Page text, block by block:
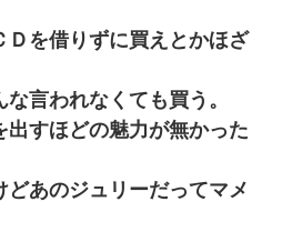
付けてくるし、困っってる」旦那
・
19の女の子にゴックンさせた結果
思を伝えたら。上司「無責任」
（どうせ辞めるし…）→ 思いっきり
Ｄを借りずに買えとかほざ
言われなくても買う。
出すほどの魅力が無かった
あのジュリーだってマメ